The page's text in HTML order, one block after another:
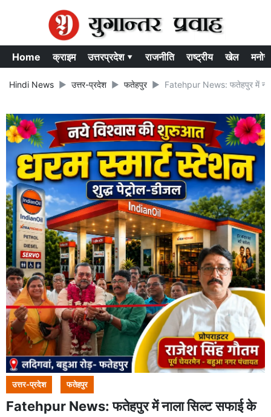
Home क्राइम उत्तरप्रदेश ▾ राजनीति राष्ट्रीय खेल
Hindi News उत्तर-प्रदेश फतेहपुर Fatehpur News: फतेहपुर में
उत्तर-प्रदेश फतेहपुर
Fatehpur News: फतेहपुर में नाला सिल्ट सफाई के